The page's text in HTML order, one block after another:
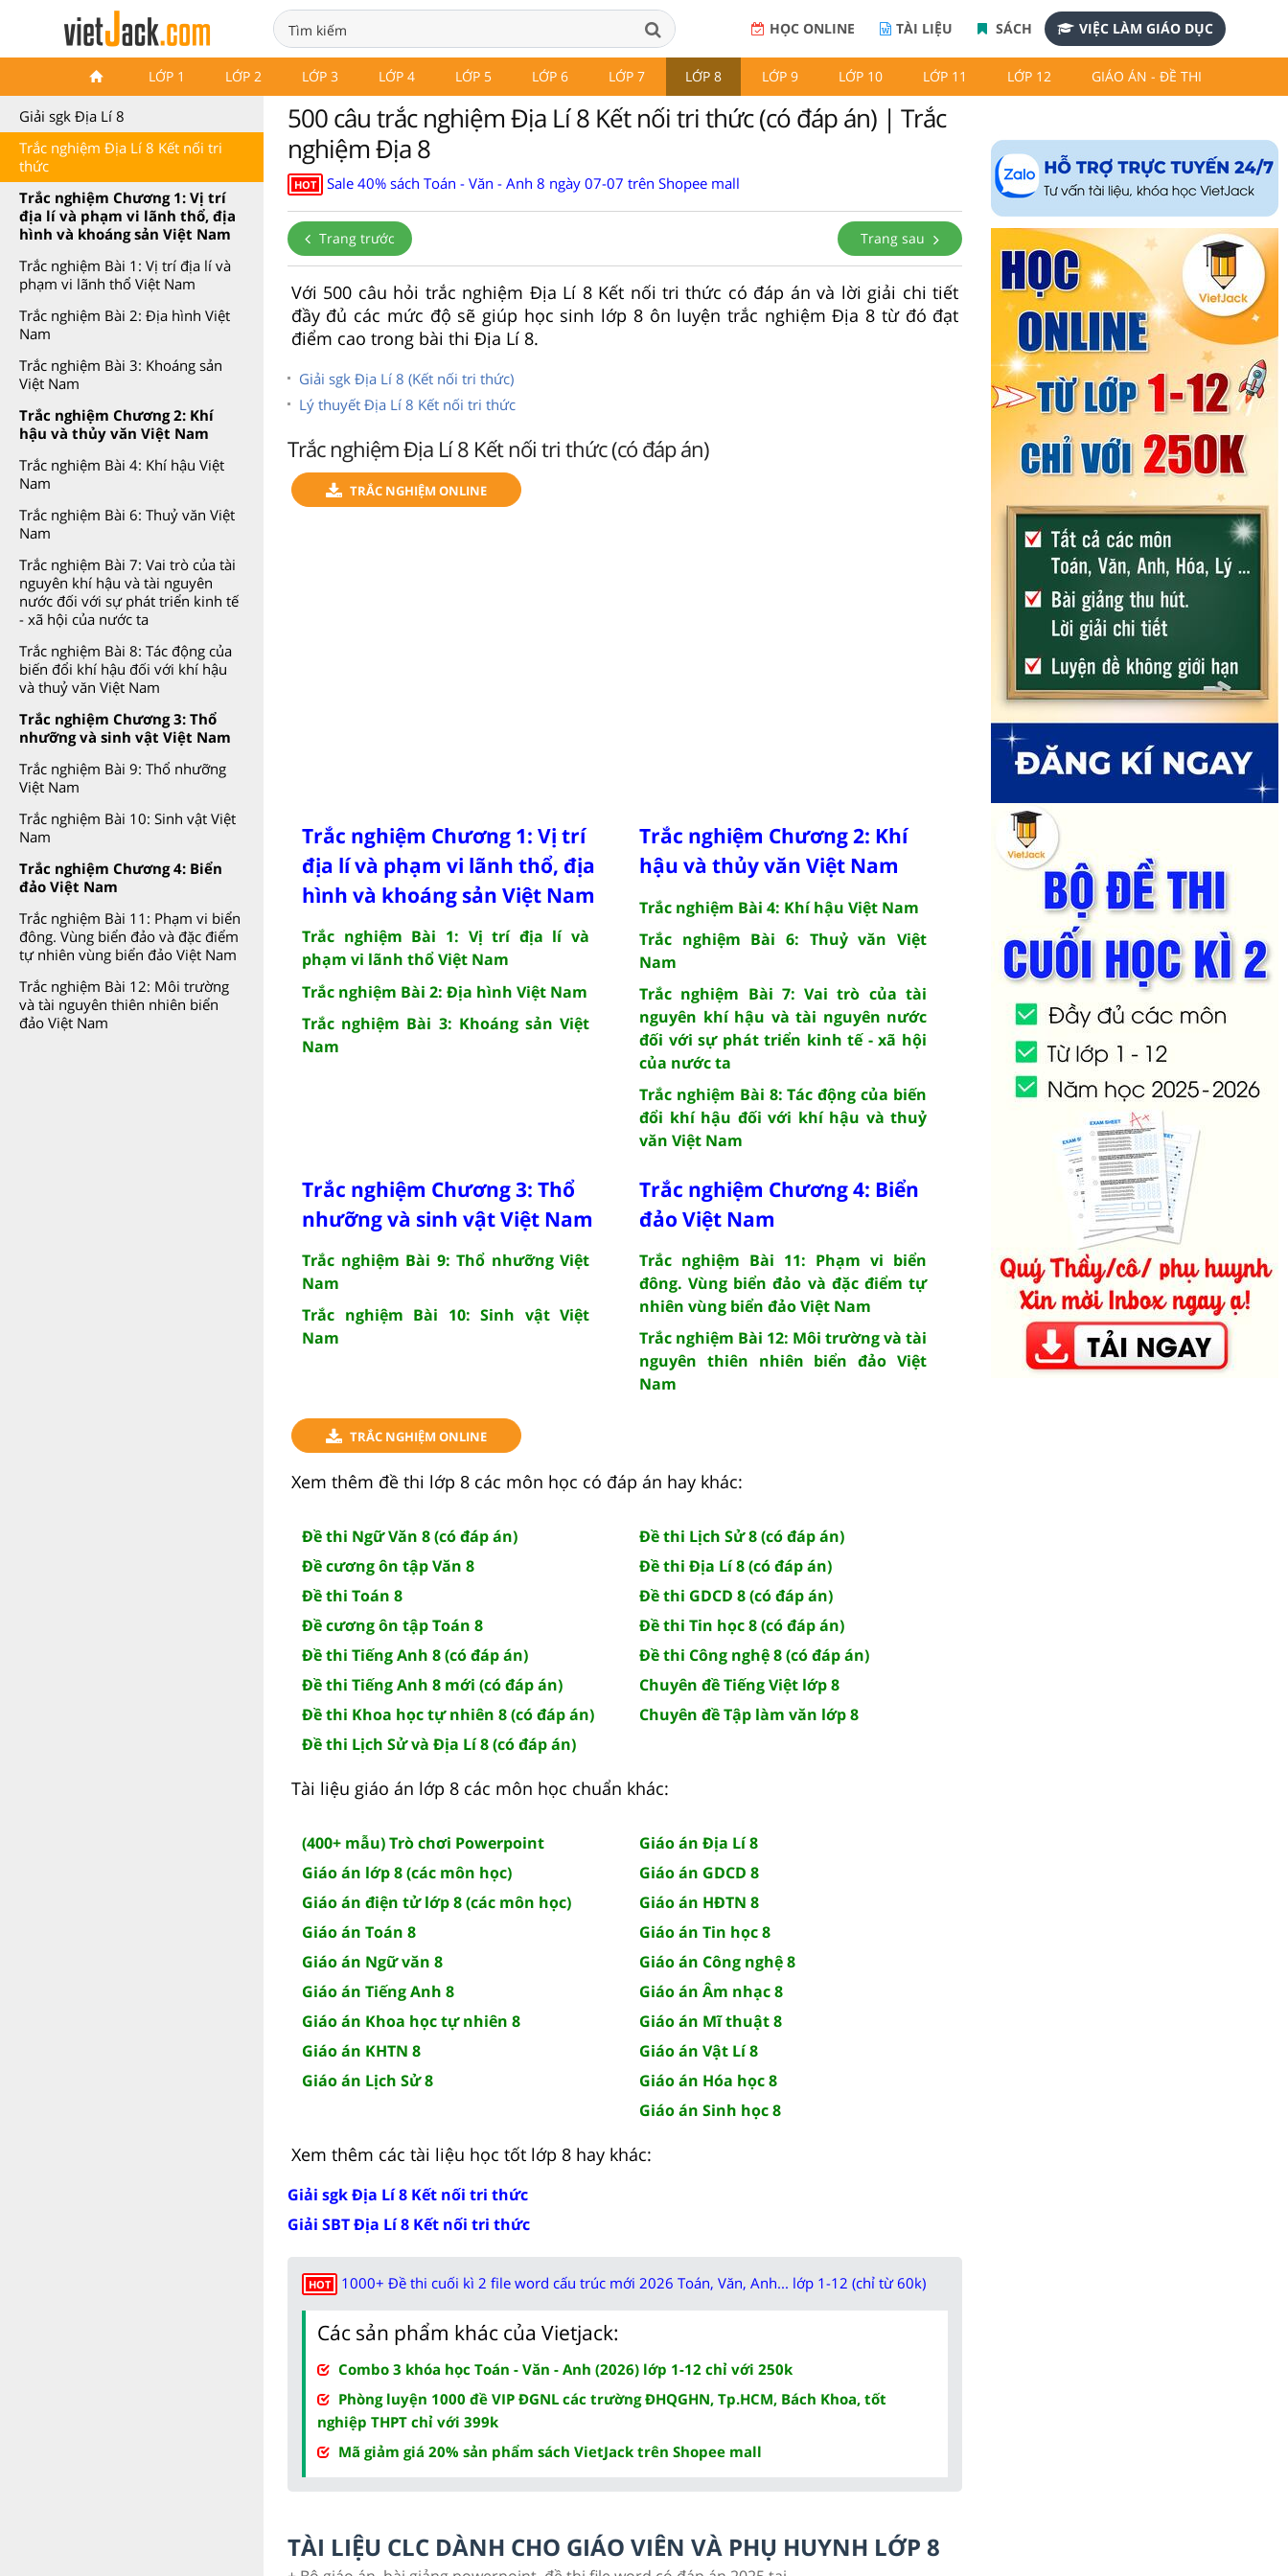
HỌC ONLINE TÀI LIỆU SÁCH VIỆC LÀM GIÁO DỤC
LỚP 1 LỚP 2 LỚP 3 LỚP 4 LỚP 5 LỚP 6 LỚP 7 LỚP 8 LỚP 9 LỚP 10 LỚP 11 LỚP 12 GIÁO ÁN - ĐỀ THI
Trắc nghiệm Địa Lí 8 Kết nối tri
Giải sgk Địa Lí 8
Trắc nghiệm Địa Lí 8 Kết nối tri
thức
Trắc nghiệm Chương 1: Vị trí
địa lí và phạm vi lãnh thổ, địa
hình và khoáng sản Việt Nam
Trắc nghiệm Bài 1: Vị trí địa lí và
phạm vi lãnh thổ Việt Nam
Trắc nghiệm Bài 2: Địa hình Việt
Nam
Trắc nghiệm Bài 3: Khoáng sản
Việt Nam
Trắc nghiệm Chương 2: Khí
hậu và thủy văn Việt Nam
Trắc nghiệm Bài 4: Khí hậu Việt
Nam
Trắc nghiệm Bài 6: Thuỷ văn Việt
Nam
Trắc nghiệm Bài 7: Vai trò của tài
nguyên khí hậu và tài nguyên
nước đối với sự phát triển kinh tế
- xã hội của nước ta
Trắc nghiệm Bài 8: Tác động của
biến đổi khí hậu đối với khí hậu
và thuỷ văn Việt Nam
Trắc nghiệm Chương 3: Thổ
nhưỡng và sinh vật Việt Nam
Trắc nghiệm Bài 9: Thổ nhưỡng
Việt Nam
Trắc nghiệm Bài 10: Sinh vật Việt
Nam
Trắc nghiệm Chương 4: Biển
đảo Việt Nam
Trắc nghiệm Bài 11: Phạm vi biển
đông. Vùng biển đảo và đặc điểm
tự nhiên vùng biển đảo Việt Nam
Trắc nghiệm Bài 12: Môi trường
và tài nguyên thiên nhiên biển
đảo Việt Nam
500 câu trắc nghiệm Địa Lí 8 Kết nối tri thức (có đáp án) | Trắc
nghiệm Địa 8
HOT Sale 40% sách Toán - Văn - Anh 8 ngày 07-07 trên Shopee mall
Trang trước Trang sau
Với 500 câu hỏi trắc nghiệm Địa Lí 8 Kết nối tri thức có đáp án và lời giải chi tiết
đầy đủ các mức độ sẽ giúp học sinh lớp 8 ôn luyện trắc nghiệm Địa 8 từ đó đạt
điểm cao trong bài thi Địa Lí 8.
Giải sgk Địa Lí 8 (Kết nối tri thức)
Lý thuyết Địa Lí 8 Kết nối tri thức
Trắc nghiệm Địa Lí 8 Kết nối tri thức (có đáp án)
TRẮC NGHIỆM ONLINE
Trắc nghiệm Chương 1: Vị trí
địa lí và phạm vi lãnh thổ, địa
hình và khoáng sản Việt Nam
Trắc nghiệm Bài 1: Vị trí địa lí và
phạm vi lãnh thổ Việt Nam
Trắc nghiệm Bài 2: Địa hình Việt Nam
Trắc nghiệm Bài 3: Khoáng sản Việt
Nam
Trắc nghiệm Chương 2: Khí
hậu và thủy văn Việt Nam
Trắc nghiệm Bài 4: Khí hậu Việt Nam
Trắc nghiệm Bài 6: Thuỷ văn Việt
Nam
Trắc nghiệm Bài 7: Vai trò của tài
nguyên khí hậu và tài nguyên nước
đối với sự phát triển kinh tế - xã hội
của nước ta
Trắc nghiệm Bài 8: Tác động của biến
đổi khí hậu đối với khí hậu và thuỷ
văn Việt Nam
Trắc nghiệm Chương 3: Thổ
nhưỡng và sinh vật Việt Nam
Trắc nghiệm Bài 9: Thổ nhưỡng Việt
Nam
Trắc nghiệm Bài 10: Sinh vật Việt
Nam
Trắc nghiệm Chương 4: Biển
đảo Việt Nam
Trắc nghiệm Bài 11: Phạm vi biển
đông. Vùng biển đảo và đặc điểm tự
nhiên vùng biển đảo Việt Nam
Trắc nghiệm Bài 12: Môi trường và tài
nguyên thiên nhiên biển đảo Việt
Nam
TRẮC NGHIỆM ONLINE
Xem thêm đề thi lớp 8 các môn học có đáp án hay khác:
Đề thi Ngữ Văn 8 (có đáp án)
Đề cương ôn tập Văn 8
Đề thi Toán 8
Đề cương ôn tập Toán 8
Đề thi Tiếng Anh 8 (có đáp án)
Đề thi Tiếng Anh 8 mới (có đáp án)
Đề thi Khoa học tự nhiên 8 (có đáp án)
Đề thi Lịch Sử và Địa Lí 8 (có đáp án)
Đề thi Lịch Sử 8 (có đáp án)
Đề thi Địa Lí 8 (có đáp án)
Đề thi GDCD 8 (có đáp án)
Đề thi Tin học 8 (có đáp án)
Đề thi Công nghệ 8 (có đáp án)
Chuyên đề Tiếng Việt lớp 8
Chuyên đề Tập làm văn lớp 8
Tài liệu giáo án lớp 8 các môn học chuẩn khác:
(400+ mẫu) Trò chơi Powerpoint
Giáo án lớp 8 (các môn học)
Giáo án điện tử lớp 8 (các môn học)
Giáo án Toán 8
Giáo án Ngữ văn 8
Giáo án Tiếng Anh 8
Giáo án Khoa học tự nhiên 8
Giáo án KHTN 8
Giáo án Lịch Sử 8
Giáo án Địa Lí 8
Giáo án GDCD 8
Giáo án HĐTN 8
Giáo án Tin học 8
Giáo án Công nghệ 8
Giáo án Âm nhạc 8
Giáo án Mĩ thuật 8
Giáo án Vật Lí 8
Giáo án Hóa học 8
Giáo án Sinh học 8
Xem thêm các tài liệu học tốt lớp 8 hay khác:
Giải sgk Địa Lí 8 Kết nối tri thức
Giải SBT Địa Lí 8 Kết nối tri thức
HOT 1000+ Đề thi cuối kì 2 file word cấu trúc mới 2026 Toán, Văn, Anh... lớp 1-12 (chỉ từ 60k)
Các sản phẩm khác của Vietjack:
Combo 3 khóa học Toán - Văn - Anh (2026) lớp 1-12 chỉ với 250k
Phòng luyện 1000 đề VIP ĐGNL các trường ĐHQGHN, Tp.HCM, Bách Khoa, tốt
nghiệp THPT chỉ với 399k
Mã giảm giá 20% sản phẩm sách VietJack trên Shopee mall
TÀI LIỆU CLC DÀNH CHO GIÁO VIÊN VÀ PHỤ HUYNH LỚP 8